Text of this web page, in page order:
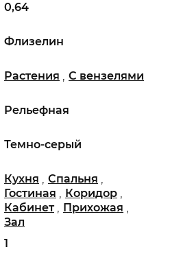
1
0,64
Темно-серый
Растения , С вензелями
Флизелин
Кухня , Спальня ,
Гостиная , Коридор ,
Кабинет , Прихожая ,
Зал
Рельефная